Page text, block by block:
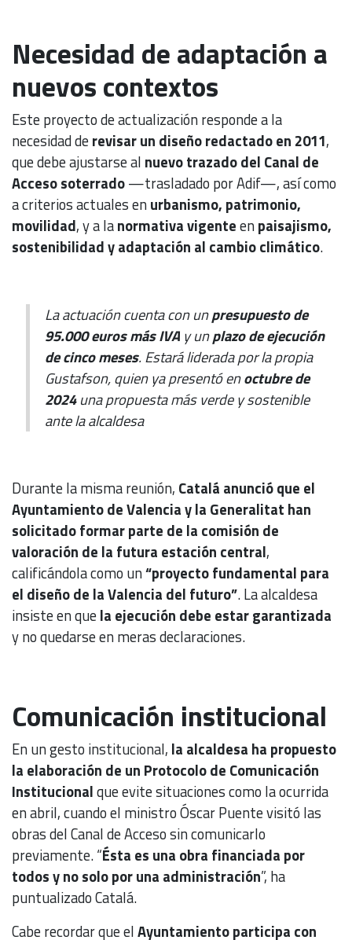
Necesidad de adaptación a
nuevos contextos
Este proyecto de actualización responde a la
necesidad derevisar un diseño redactado en 2011,
que debe ajustarse al nuevo trazado del Canal de
Acceso soterrado—trasladado por Adif—, así como
a criterios actuales enurbanismo, patrimonio,
movilidad, y a lanormativa vigenteenpaisajismo,
sostenibilidad y adaptación al cambio climático.
La actuación cuenta con unpresupuesto de
95.000 euros más IVAy unplazo de ejecución
de cinco meses. Estará liderada por la propia
Gustafson, quien ya presentó enoctubre de
2024una propuesta más verde y sostenible
ante la alcaldesa
Durante la misma reunión, Catalá anunció que el
Ayuntamiento de Valencia y la Generalitat han
solicitado formar parte de la comisión de
valoración de la futura estación central,
calificándola como un“proyecto fundamental para
el diseño de la Valencia del futuro”. La alcaldesa
insiste en quela ejecución debe estar garantizada
y no quedarse en meras declaraciones.
Comunicación institucional
En un gesto institucional, la alcaldesa ha propuesto
la elaboración de un Protocolo de Comunicación
Institucionalque evite situaciones como la ocurrida
en abril, cuando el ministro Óscar Puente visitó las
obras del Canal de Acceso sin comunicarlo
previamente. “Ésta es una obra financiada por
todos y no solo por una administración”, ha
puntualizado Catalá.
Cabe recordar que elAyuntamiento participa con